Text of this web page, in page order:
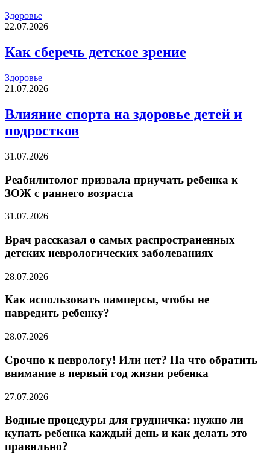
Здоровье
22.07.2026
Как сберечь детское зрение
Здоровье
21.07.2026
Влияние спорта на здоровье детей и
подростков
31.07.2026
Реабилитолог призвала приучать ребенка к
ЗОЖ с раннего возраста
31.07.2026
Врач рассказал о самых распространенных
детских неврологических заболеваниях
28.07.2026
Как использовать памперсы, чтобы не
навредить ребенку?
28.07.2026
Срочно к неврологу! Или нет? На что обратить
внимание в первый год жизни ребенка
27.07.2026
Водные процедуры для грудничка: нужно ли
купать ребенка каждый день и как делать это
правильно?